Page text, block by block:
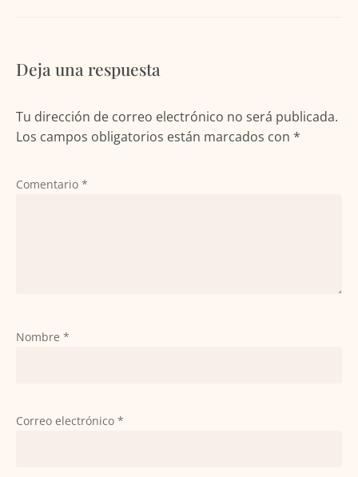
Deja una respuesta
Tu dirección de correo electrónico no será publicada.
Los campos obligatorios están marcados con *
Comentario *
Nombre *
Correo electrónico *